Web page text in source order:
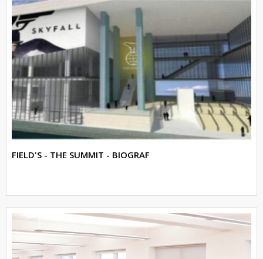
FIELD'S - THE SUMMIT - BIOGRAF